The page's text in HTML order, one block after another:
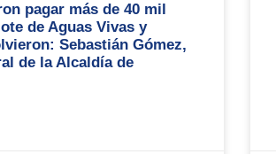
pagar más de 40 mil
de Aguas Vivas y
Sebastián Gómez,
de la Alcaldía de